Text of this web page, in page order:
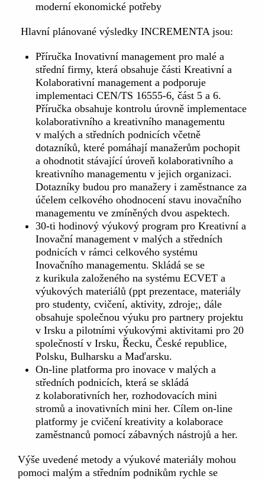
moderní ekonomické potřeby
Hlavní plánované výsledky INCREMENTA jsou:
Příručka Inovativní management pro malé a
střední firmy, která obsahuje části Kreativní a
Kolaborativní management a podporuje
implementaci CEN/TS 16555-6, část 5 a 6.
Příručka obsahuje kontrolu úrovně implementace
kolaborativního a kreativního managementu
v malých a středních podnicích včetně
dotazníků, které pomáhají manažerům pochopit
a ohodnotit stávající úroveň kolaborativního a
kreativního managementu v jejich organizaci.
Dotazníky budou pro manažery i zaměstnance za
účelem celkového ohodnocení stavu inovačního
managementu ve zmíněných dvou aspektech.
30-ti hodinový výukový program pro Kreativní a
Inovační management v malých a středních
podnicích v rámci celkového systému
Inovačního managementu. Skládá se se
z kurikula založeného na systému ECVET a
výukových materiálů (ppt prezentace, materiály
pro studenty, cvičení, aktivity, zdroje;, dále
obsahuje společnou výuku pro partnery projektu
v Irsku a pilotními výukovými aktivitami pro 20
společností v Irsku, Řecku, České republice,
Polsku, Bulharsku a Maďarsku.
On-line platforma pro inovace v malých a
středních podnicích, která se skládá
z kolaborativních her, rozhodovacích mini
stromů a inovativních mini her. Cílem on-line
platformy je cvičení kreativity a kolaborace
zaměstnanců pomocí zábavných nástrojů a her.
Výše uvedené metody a výukové materiály mohou
pomoci malým a středním podnikům rychle se